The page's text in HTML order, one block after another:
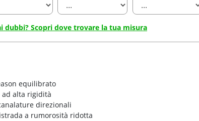
dubbi? Scopri dove trovare la tua misura
equilibrato
ad alta rigidità
direzionali
a rumorosità ridotta